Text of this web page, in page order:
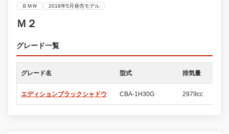
ＢＭＷ 2018年5月発売モデル
Ｍ２
グレード一覧
グレード名 型式 排気量
エディションブラックシャドウ CBA-1H30G 2979cc